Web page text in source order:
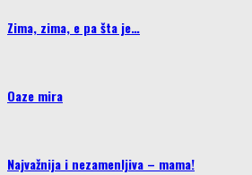
Zima, zima, e pa šta je…
Oaze mira
Najvažnija i nezamenljiva – mama!